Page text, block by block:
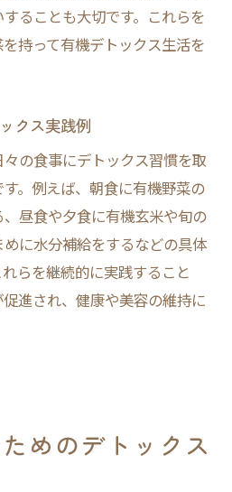
ることも大切です。これらを
持って有機デトックス生活を
クス実践例
の食事にデトックス習慣を取
。例えば、朝食に有機野菜の
昼食や夕食に有機玄米や旬の
に水分補給をするなどの具体
らを継続的に実践すること
進され、健康や美容の維持に
めのデトックス